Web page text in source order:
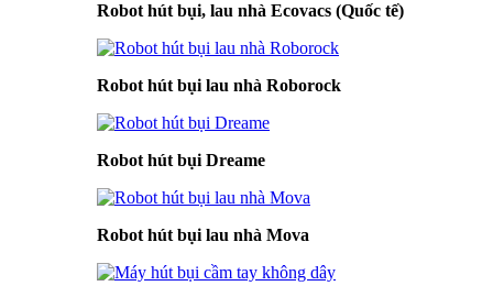
Robot hút bụi, lau nhà Ecovacs (Quốc tế)
Robot hút bụi lau nhà Roborock
Robot hút bụi Dreame
Robot hút bụi lau nhà Mova